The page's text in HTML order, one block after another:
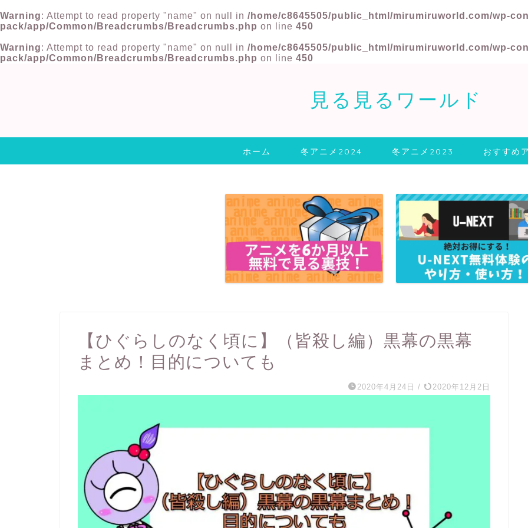
Warning: Attempt to read property "name" on null in /home/c8645505/public_html/mirumiruworld.com/wp-
pack/app/Common/Breadcrumbs/Breadcrumbs.php on line 450
Warning: Attempt to read property "name" on null in /home/c8645505/public_html/mirumiruworld.com/wp-
pack/app/Common/Breadcrumbs/Breadcrumbs.php on line 450
見る見るワールド
ホーム 冬アニメ2024 冬アニメ2023 おすすめ
【ひぐらしのなく頃に】（皆殺し編）黒幕の黒幕
まとめ！目的についても
2020年4月24日 / 2020年12月2日